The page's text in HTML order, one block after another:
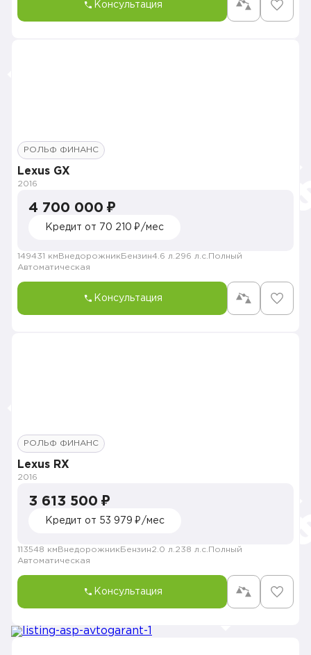
Консультация
РОЛЬФ ФИНАНС
Lexus GX
2016
4 700 000 ₽
Кредит от 70 210 ₽/мес
149431 км Внедорожник Бензин4.6 л. 296 л.с. Полный
Автоматическая
Консультация
РОЛЬФ ФИНАНС
Lexus RX
2016
3 613 500 ₽
Кредит от 53 979 ₽/мес
113548 км Внедорожник Бензин2.0 л. 238 л.с. Полный
Автоматическая
Консультация